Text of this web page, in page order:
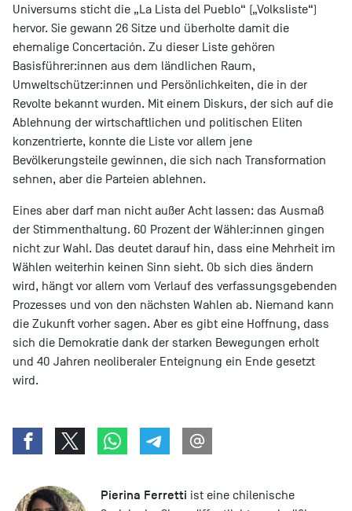
Universums sticht die „La Lista del Pueblo“ („Volksliste“)
hervor. Sie gewann 26 Sitze und überholte damit die
ehemalige Concertación. Zu dieser Liste gehören
Basisführer:innen aus dem ländlichen Raum,
Umweltschützer:innen und Persönlichkeiten, die in der
Revolte bekannt wurden. Mit einem Diskurs, der sich auf die
Ablehnung der wirtschaftlichen und politischen Eliten
konzentrierte, konnte die Liste vor allem jene
Bevölkerungsteile gewinnen, die sich nach Transformation
sehnen, aber die Parteien ablehnen.
Eines aber darf man nicht außer Acht lassen: das Ausmaß
der Stimmenthaltung. 60 Prozent der Wähler:innen gingen
nicht zur Wahl. Das deutet darauf hin, dass eine Mehrheit im
Wählen weiterhin keinen Sinn sieht. Ob sich dies ändern
wird, hängt vor allem vom Verlauf des verfassungsgebenden
Prozesses und von den nächsten Wahlen ab. Niemand kann
die Zukunft vorher sagen. Aber es gibt eine Hoffnung, dass
sich die Demokratie dank der starken Bewegungen erholt
und 40 Jahren neoliberaler Enteignung ein Ende gesetzt
wird.
Pierina Ferretti ist eine chilenische